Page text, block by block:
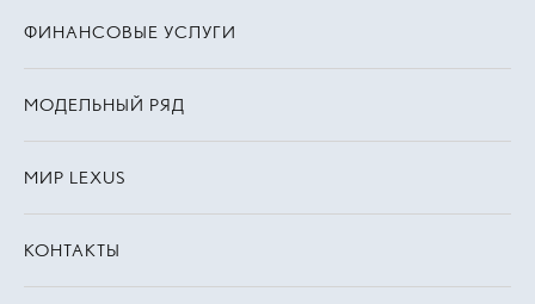
ФИНАНСОВЫЕ УСЛУГИ
МОДЕЛЬНЫЙ РЯД
МИР LEXUS
КОНТАКТЫ